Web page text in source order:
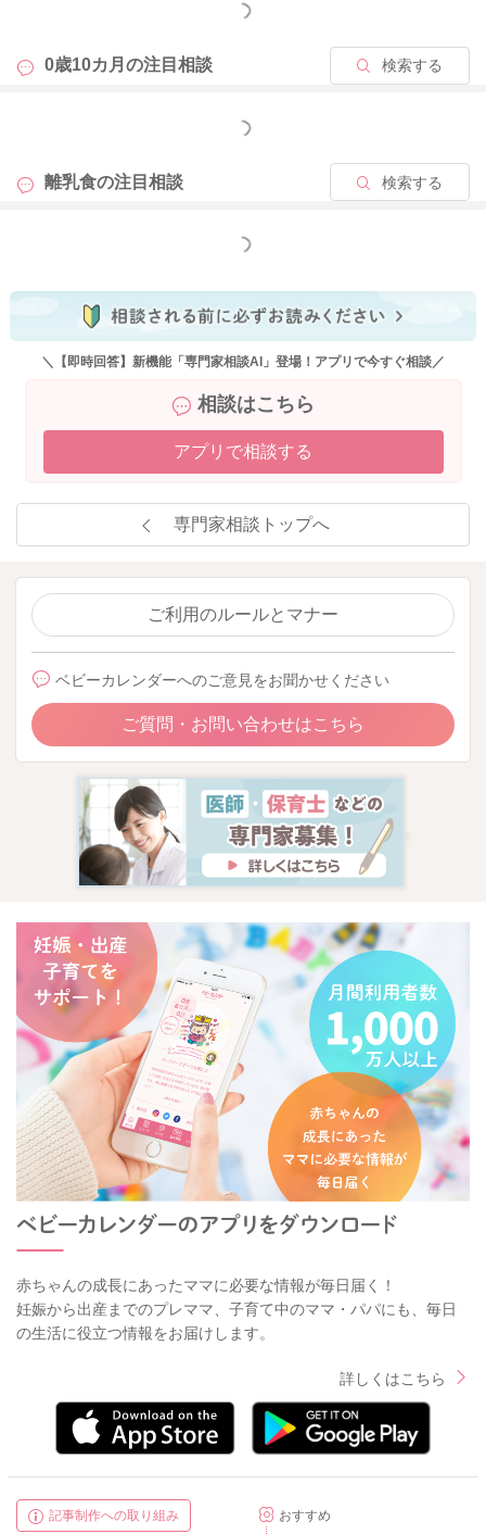
もっと見る
0歳10カ月の注目相談 検索する
もっと見る
離乳食の注目相談 検索する
もっと見る
＼【即時回答】新機能「専門家相談AI」登場！アプリで今すぐ相談／
相談はこちら
アプリで相談する
専門家相談トップへ
ご利用のルールとマナー
ベビーカレンダーへのご意見をお聞かせください
ご質問・お問い合わせはこちら
赤ちゃんの成長にあったママに必要な情報が毎日届く！
妊娠から出産までのプレママ、子育て中のママ・パパにも、毎日
の生活に役立つ情報をお届けします。
詳しくはこちら
記事制作への取り組み
おすすめ